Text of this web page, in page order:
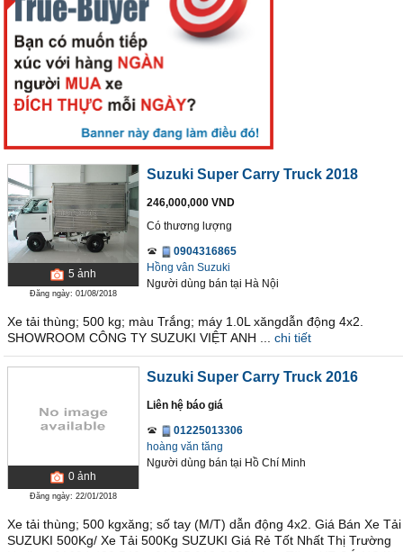
5 ảnh
Đăng ngày: 01/08/2018
Suzuki Super Carry Truck 2018
246,000,000 VND
Có thương lượng
0904316865
Hồng vân Suzuki
Người dùng bán tại Hà Nội
Xe tải thùng; 500 kg; màu Trắng; máy 1.0L xăngdẫn động 4x2.
SHOWROOM CÔNG TY SUZUKI VIỆT ANH ...
chi tiết
0 ảnh
Đăng ngày: 22/01/2018
Suzuki Super Carry Truck 2016
Liên hệ báo giá
01225013306
hoàng văn tăng
Người dùng bán tại Hồ Chí Minh
Xe tải thùng; 500 kgxăng; số tay (M/T) dẫn động 4x2. Giá Bán Xe Tải
SUZUKI 500Kg/ Xe Tải 500Kg SUZUKI Giá Rẻ Tốt Nhất Thị Trường